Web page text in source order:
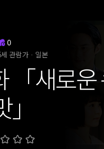
0
관람가 · 일본
「새로운